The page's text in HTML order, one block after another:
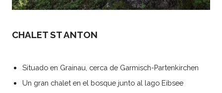
CHALET ST ANTON
Situado en Grainau, cerca de Garmisch-Partenkirchen
Un gran chalet en el bosque junto al lago Eibsee